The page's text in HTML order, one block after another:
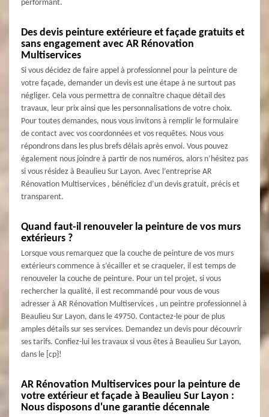
performant.
Des devis peinture extérieure et façade gratuits et
sans engagement avec AR Rénovation
Multiservices
Si vous décidez de faire appel à professionnel pour la peinture de
votre façade, demander un devis est une étape à ne surtout pas
négliger. Cela vous permettra de connaître chaque détail des
travaux, leur prix ainsi que les personnalisations de votre choix.
Pour toutes demandes, nous vous invitons à remplir le formulaire
de contact avec vos coordonnées et vos requêtes. Nous vous
répondrons dans les plus brefs délais après envoi. Vous pouvez
également nous joindre à partir de nos numéros, alors n’hésitez pas
si vous résidez à Beaulieu Sur Layon. Avec l’entreprise AR
Rénovation Multiservices , bénéficiez d’un devis gratuit, précis et
transparent.
Quand faut-il renouveler la peinture de vos murs
extérieurs ?
Lorsque vous remarquez que la couche de peinture de vos murs
extérieurs commence à s’écailler et se craqueler, il est temps de
renouveler la couche de peinture. Pour un tel projet, si vous
rechercher la qualité, il est recommandé pour vous de vous
adresser à AR Rénovation Multiservices , un peintre professionnel à
Beaulieu Sur Layon, dans le 49750. Contactez-le pour de plus
amples détails sur ses services. Demandez un devis pour découvrir
ses tarifs. Confiez-lui les travaux si vous êtes à Beaulieu Sur Layon,
dans le [cp}!
AR Rénovation Multiservices pour la peinture de
votre extérieur et façade à Beaulieu Sur Layon :
Nous disposons d'une garantie décennale